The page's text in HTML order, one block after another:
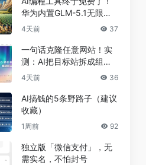
华为内置GLM-5.1无限
用，npm装完就能写代码
4天前 37
一句话克隆任意网站！实
测：AI把目标站拆成组
件，差异不到5%
4天前 36
AI搞钱的5条野路子（建议
收藏）
1周前 92
独立版「微信支付」，无
需实名，不怕封号